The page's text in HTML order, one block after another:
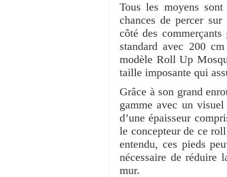
Tous les moyens
chances de percer
côté des
standard avec 200
modèle Roll Up
taille imposante qui
Grâce à son grand
gamme avec un
d’une épaisseur
le concepteur de ce
entendu, ces pieds
nécessaire de réduire
mur.